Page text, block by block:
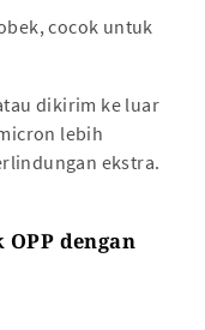
cocok untuk
dikirim ke luar
lebih
ekstra.
dengan